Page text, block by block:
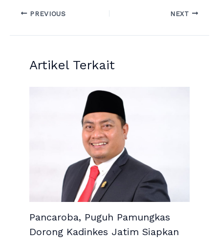
PREVIOUS NEXT
Artikel Terkait
Pancaroba, Puguh Pamungkas
Dorong Kadinkes Jatim Siapkan